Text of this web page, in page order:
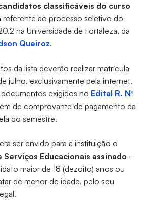
classificáveis do curso
referente ao processo seletivo do
na Universidade de Fortaleza, da
Queiroz.
da lista deverão realizar matrícula
julho, exclusivamente pela internet,
exigidos no Edital R. Nº
de comprovante de pagamento da
do semestre.
ser envido para a instituição o
Educacionais assinado -
maior de 18 (dezoito) anos ou
de menor de idade, pelo seu